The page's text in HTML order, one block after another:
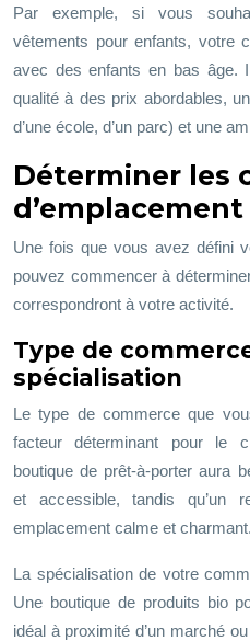
Par exemple, si vous
vêtements pour enfants, votre
avec des enfants en bas âge.
qualité à des prix abordables,
d’une école, d’un parc) et une
Déterminer les
d’emplacement
Une fois que vous avez défini
pouvez commencer à
correspondront à votre activité.
Type de
spécialisation
Le type de commerce que
facteur déterminant pour le
boutique de prêt-à-porter aura
et accessible, tandis qu’un
emplacement calme et charmant.
La spécialisation de votre
Une boutique de produits bio
idéal à proximité d’un marché